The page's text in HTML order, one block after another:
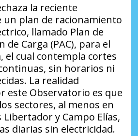
la reciente
un plan de racionamiento
llamado Plan de
Carga (PAC), para el
el cual contempla cortes
sin horarios ni
La realidad
este Observatorio es que
sectores, al menos en
y Campo Elías,
diarias sin electricidad.